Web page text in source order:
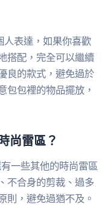
人表達，如果你喜歡
搭配，完全可以繼續
良的款式，避免過於
包包裡的物品擺放，
尚雷區？
一些其他的時尚雷區
不合身的剪裁、過多
則，避免過猶不及。